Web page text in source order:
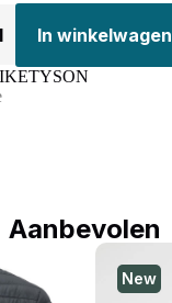
In winkelwagen
Aanbevolen
New